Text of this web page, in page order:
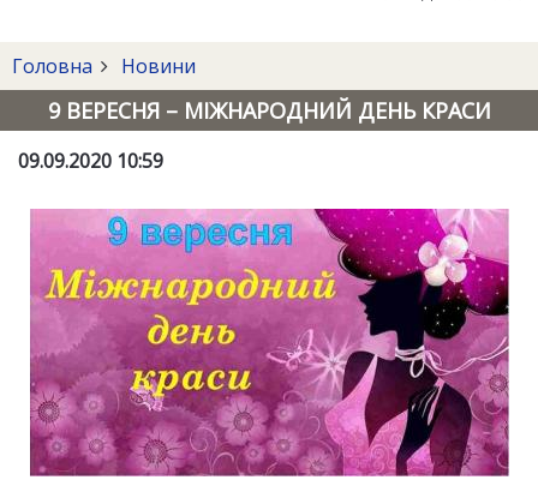
Головна Новини
9 ВЕРЕСНЯ – МІЖНАРОДНИЙ ДЕНЬ КРАСИ
09.09.2020 10:59